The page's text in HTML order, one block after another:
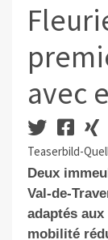
avec
Teaserbild-
Deux
Val-de-
adaptés
mobilité